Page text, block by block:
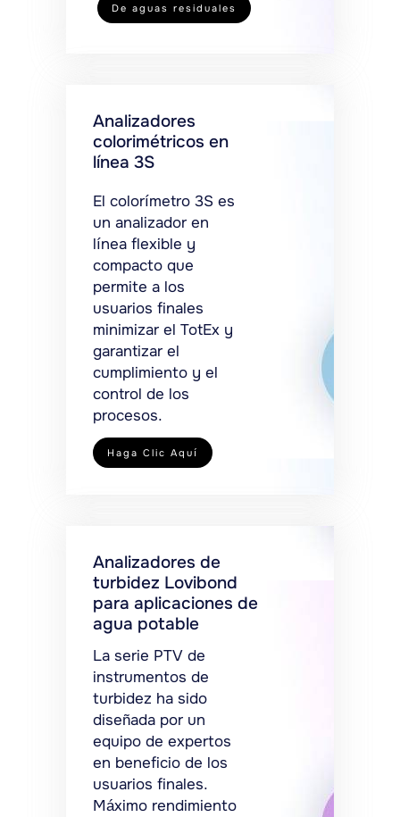
De aguas residuales
Analizadores
colorimétricos en
línea 3S
El colorímetro 3S es
un analizador en
línea flexible y
compacto que
permite a los
usuarios finales
minimizar el TotEx y
garantizar el
cumplimiento y el
control de los
procesos.
Haga Clic Aquí
Analizadores de
turbidez Lovibond
para aplicaciones de
agua potable
La serie PTV de
instrumentos de
turbidez ha sido
diseñada por un
equipo de expertos
en beneficio de los
usuarios finales.
Máximo rendimiento